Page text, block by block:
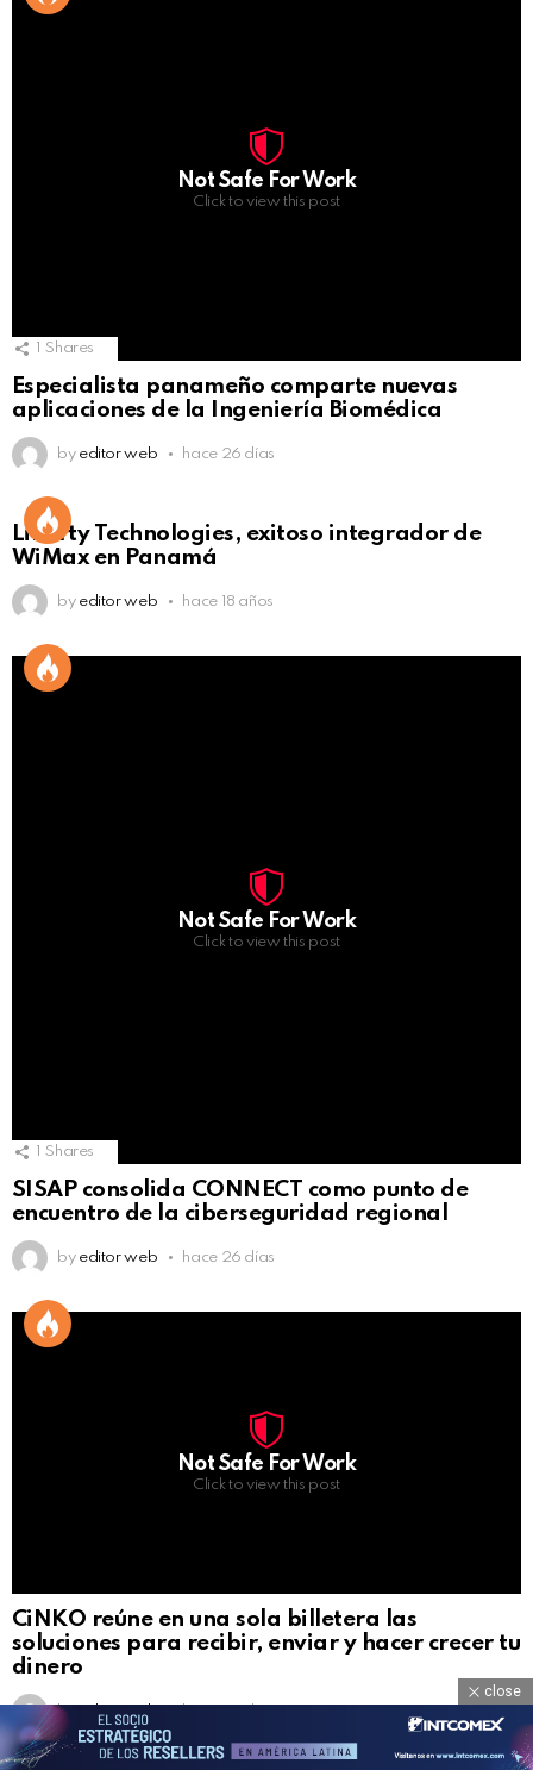
Not Safe For Work
Click to view this post
1 Shares
Especialista panameño comparte nuevas
aplicaciones de la Ingeniería Biomédica
by editor web hace 26 días
Liberty Technologies, exitoso integrador de
WiMax en Panamá
by editor web hace 18 años
Not Safe For Work
Click to view this post
1 Shares
SISAP consolida CONNECT como punto de
encuentro de la ciberseguridad regional
by editor web hace 26 días
Not Safe For Work
Click to view this post
CiNKO reúne en una sola billetera las
soluciones para recibir, enviar y hacer crecer tu
dinero
by editor web
close